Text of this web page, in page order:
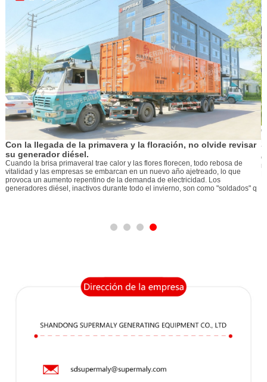
Con la llegada de la primavera y la floración, no olvide revisar
su generador diésel.
Cuando la brisa primaveral trae calor y las flores florecen, todo rebosa de
vitalidad y las empresas se embarcan en un nuevo año ajetreado, lo que
provoca un aumento repentino de la demanda de electricidad. Los
generadores diésel, inactivos durante todo el invierno, son como "soldados" q